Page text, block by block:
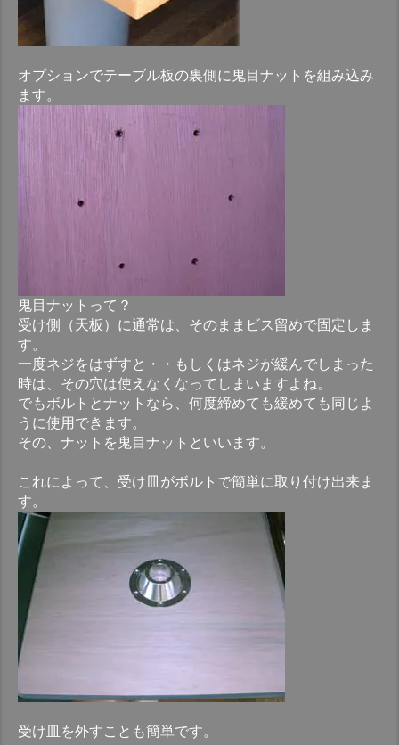
オプションでテーブル板の裏側に鬼目ナットを組み込み
ます。
鬼目ナットって？
受け側（天板）に通常は、そのままビス留めで固定しま
す。
一度ネジをはずすと・・もしくはネジが緩んでしまった
時は、その穴は使えなくなってしまいますよね。
でもボルトとナットなら、何度締めても緩めても同じよ
うに使用できます。
その、ナットを鬼目ナットといいます。
これによって、受け皿がボルトで簡単に取り付け出来ま
す。
受け皿を外すことも簡単です。